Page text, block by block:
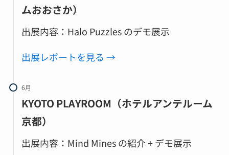
ムおおさか）
出展内容：Halo Puzzles のデモ展示
出展レポートを見る →
6月
KYOTO PLAYROOM（ホテルアンテルーム
京都）
出展内容：Mind Mines の紹介 + デモ展示